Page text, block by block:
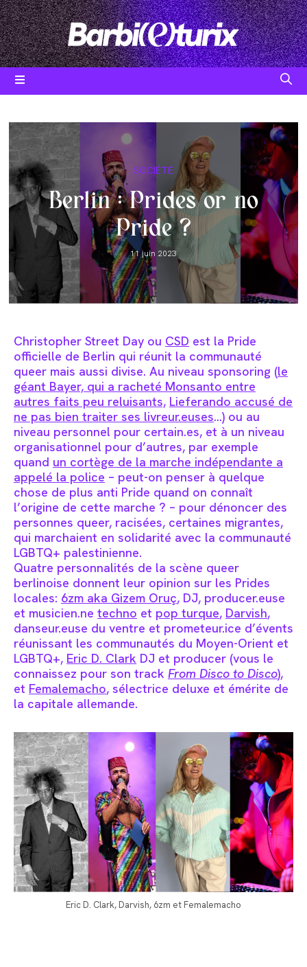
Skip
to
content
Post
SOCIÉTÉ
Berlin : Prides or no
Pride ?
Post
published:
11 juin 2023
Christopher Street Day ou CSD est la Pride
officielle de Berlin qui réunit la communauté
queer mais aussi divise. Au niveau sponsoring (le
géant Bayer, qui a racheté Monsanto entre
autres faits peu reluisants, Lieferando accusé de
ne pas bien traiter ses livreur.euses…) ou au
niveau personnel pour certain.es, et à un niveau
organisationnel pour d’autres, par exemple
quand un cortège de la marche indépendante a
appelé la police – peut-on penser à quelque
chose de plus anti Pride quand on connaît
l’origine de cette marche ? – pour dénoncer des
personnes queer, racisées, certaines migrantes,
qui marchaient en solidarité avec la communauté
LGBTQ+ palestinienne.
Quatre personnalités de la scène queer
berlinoise donnent leur opinion sur les Prides
locales: 6zm aka Gizem Oruç, DJ, producer.euse
et musicien.ne techno et pop turque, Darvish,
danseur.euse du ventre et prometeur.ice d’évents
réunissant les communautés du Moyen-Orient et
LGBTQ+, Eric D. Clark DJ et producer (vous le
connaissez pour son track From Disco to Disco),
et Femalemacho, sélectrice deluxe et émérite de
la capitale allemande.
Eric D. Clark, Darvish, 6zm et Femalemacho